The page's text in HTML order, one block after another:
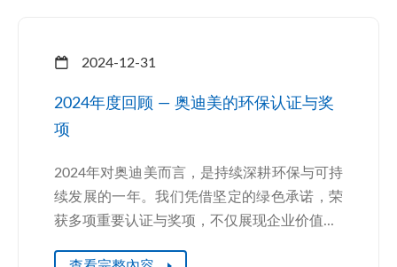
2024-12-31
2024年度回顾 — 奥迪美的环保认证与奖
项
2024年对奥迪美而言，是持续深耕环保与可持
续发展的一年。我们凭借坚定的绿色承诺，荣
获多项重要认证与奖项，不仅展现企业价值...